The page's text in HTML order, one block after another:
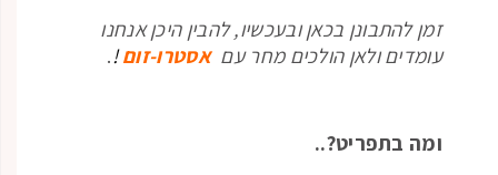
זמן להתבונן בכאן ובעכשיו, להבין היכן אנחנו
עומדים ולאן הולכים מחר עםאסטרו-זום!
.
ומה בתפריט?..